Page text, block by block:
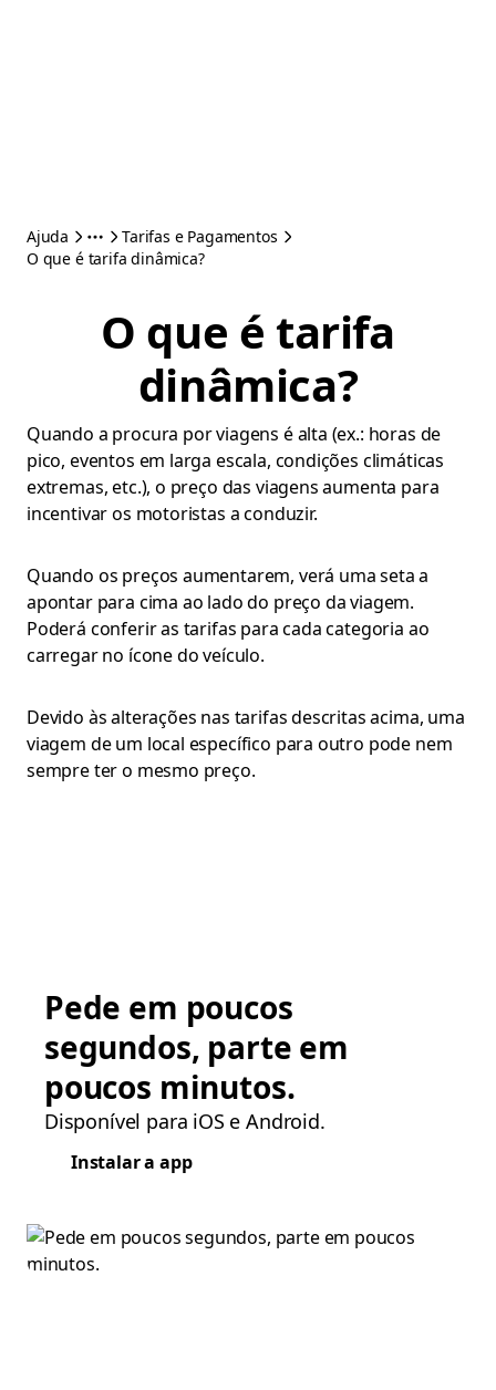
Ajuda
Tarifas e Pagamentos
O que é tarifa dinâmica?
O que é tarifa
dinâmica?
Quando a procura por viagens é alta (ex.: horas de
pico, eventos em larga escala, condições climáticas
extremas, etc.), o preço das viagens aumenta para
incentivar os motoristas a conduzir.
Quando os preços aumentarem, verá uma seta a
apontar para cima ao lado do preço da viagem.
Poderá conferir as tarifas para cada categoria ao
carregar no ícone do veículo.
Devido às alterações nas tarifas descritas acima, uma
viagem de um local específico para outro pode nem
sempre ter o mesmo preço.
Pede em poucos
segundos, parte em
poucos minutos.
Disponível para iOS e Android.
Instalar a app